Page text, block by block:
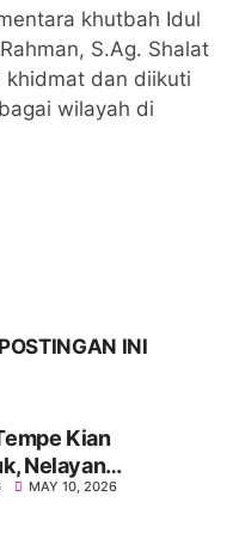
khutbah Idul
S.Ag. Shalat
khidmat dan diikuti
wilayah di
INI
Kian
Nelayan
Tinggalkan
MAY 10, 2026